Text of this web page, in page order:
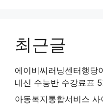
최근글
에이비씨러닝센터행당
내신 수능반 수강료표
아동복지통합서비스